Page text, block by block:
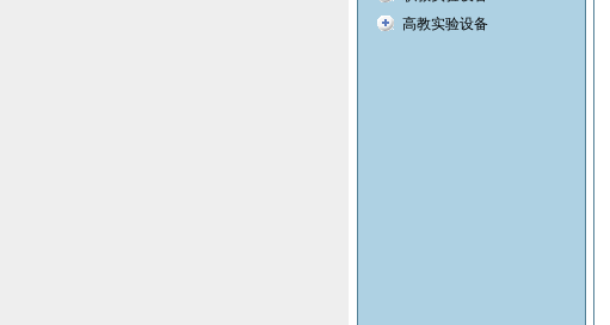
高教实验设备